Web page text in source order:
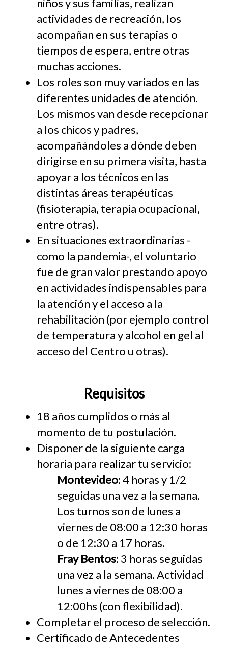
niños y sus familias, realizan
actividades de recreación, los
acompañan en sus terapias o
tiempos de espera, entre otras
muchas acciones.
Los roles son muy variados en las
diferentes unidades de atención.
Los mismos van desde recepcionar
a los chicos y padres,
acompañándoles a dónde deben
dirigirse en su primera visita, hasta
apoyar a los técnicos en las
distintas áreas terapéuticas
(fisioterapia, terapia ocupacional,
entre otras).
En situaciones extraordinarias -
como la pandemia-, el voluntario
fue de gran valor prestando apoyo
en actividades indispensables para
la atención y el acceso a la
rehabilitación (por ejemplo control
de temperatura y alcohol en gel al
acceso del Centro u otras).
Requisitos
18 años cumplidos o más al
momento de tu postulación.
Disponer de la siguiente carga
horaria para realizar tu servicio:
Montevideo: 4 horas y 1/2
seguidas una vez a la semana.
Los turnos son de lunes a
viernes de 08:00 a 12:30 horas
o de 12:30 a 17 horas.
Fray Bentos: 3 horas seguidas
una vez a la semana. Actividad
lunes a viernes de 08:00 a
12:00hs (con flexibilidad).
Completar el proceso de selección.
Certificado de Antecedentes